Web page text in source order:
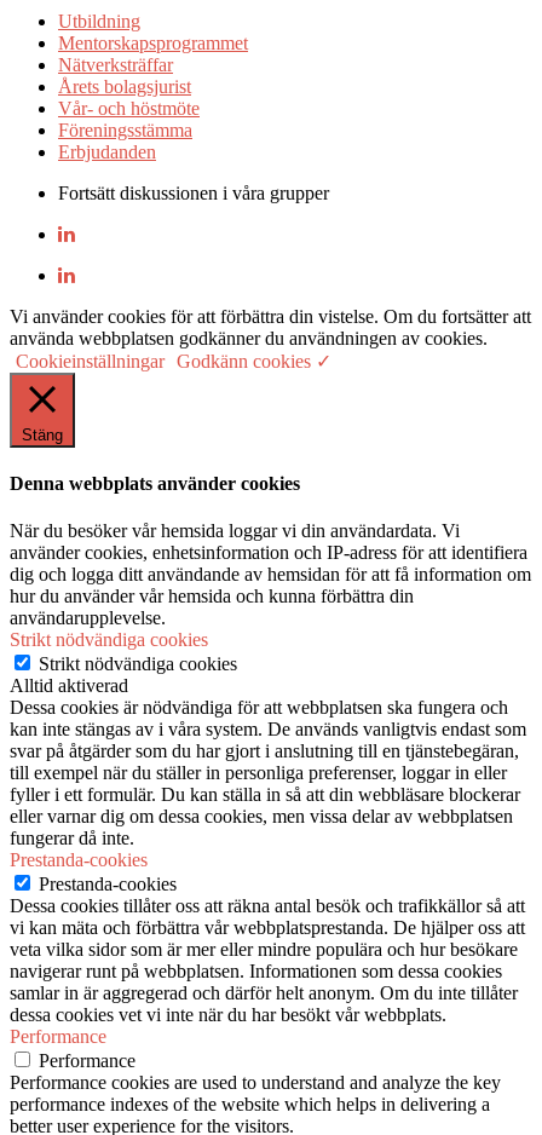
Utbildning
Mentorskapsprogrammet
Nätverksträffar
Årets bolagsjurist
Vår- och höstmöte
Föreningsstämma
Erbjudanden
Fortsätt diskussionen i våra grupper
Vi använder cookies för att förbättra din vistelse. Om du fortsätter att
använda webbplatsen godkänner du användningen av cookies.
Cookieinställningar Godkänn cookies ✓
Stäng
Denna webbplats använder cookies
När du besöker vår hemsida loggar vi din användardata. Vi
använder cookies, enhetsinformation och IP-adress för att identifiera
dig och logga ditt användande av hemsidan för att få information om
hur du använder vår hemsida och kunna förbättra din
användarupplevelse.
Strikt nödvändiga cookies
Strikt nödvändiga cookies
Alltid aktiverad
Dessa cookies är nödvändiga för att webbplatsen ska fungera och
kan inte stängas av i våra system. De används vanligtvis endast som
svar på åtgärder som du har gjort i anslutning till en tjänstebegäran,
till exempel när du ställer in personliga preferenser, loggar in eller
fyller i ett formulär. Du kan ställa in så att din webbläsare blockerar
eller varnar dig om dessa cookies, men vissa delar av webbplatsen
fungerar då inte.
Prestanda-cookies
Prestanda-cookies
Dessa cookies tillåter oss att räkna antal besök och trafikkällor så att
vi kan mäta och förbättra vår webbplatsprestanda. De hjälper oss att
veta vilka sidor som är mer eller mindre populära och hur besökare
navigerar runt på webbplatsen. Informationen som dessa cookies
samlar in är aggregerad och därför helt anonym. Om du inte tillåter
dessa cookies vet vi inte när du har besökt vår webbplats.
Performance
Performance
Performance cookies are used to understand and analyze the key
performance indexes of the website which helps in delivering a
better user experience for the visitors.